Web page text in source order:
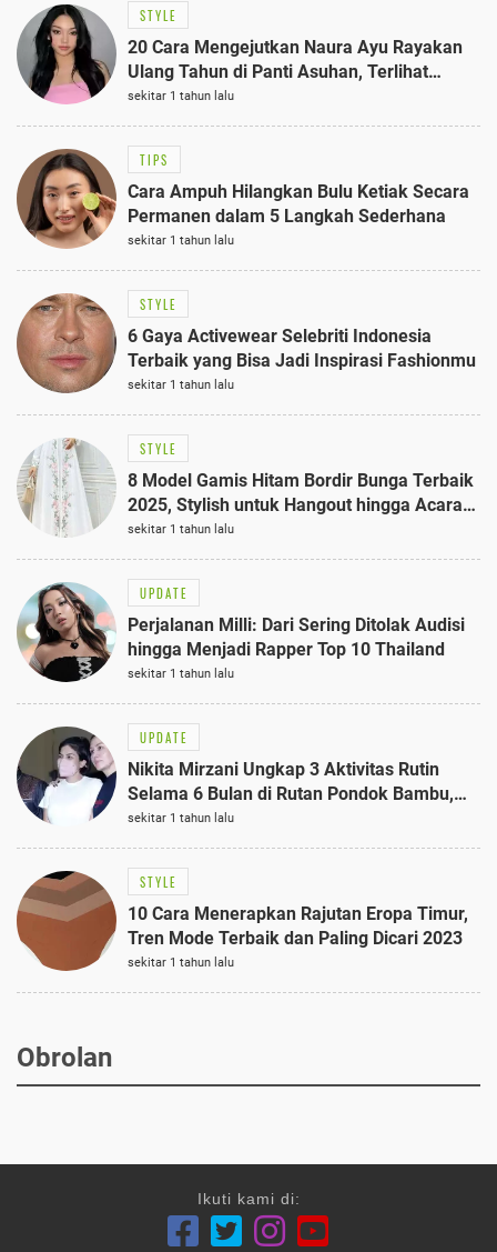
STYLE
20 Cara Mengejutkan Naura Ayu Rayakan
Ulang Tahun di Panti Asuhan, Terlihat
Anggun dengan Kaftan Cokelat
sekitar 1 tahun lalu
TIPS
Cara Ampuh Hilangkan Bulu Ketiak Secara
Permanen dalam 5 Langkah Sederhana
sekitar 1 tahun lalu
STYLE
6 Gaya Activewear Selebriti Indonesia
Terbaik yang Bisa Jadi Inspirasi Fashionmu
sekitar 1 tahun lalu
STYLE
8 Model Gamis Hitam Bordir Bunga Terbaik
2025, Stylish untuk Hangout hingga Acara
Semi-Formal
sekitar 1 tahun lalu
UPDATE
Perjalanan Milli: Dari Sering Ditolak Audisi
hingga Menjadi Rapper Top 10 Thailand
sekitar 1 tahun lalu
UPDATE
Nikita Mirzani Ungkap 3 Aktivitas Rutin
Selama 6 Bulan di Rutan Pondok Bambu,
Terungkap!
sekitar 1 tahun lalu
STYLE
10 Cara Menerapkan Rajutan Eropa Timur,
Tren Mode Terbaik dan Paling Dicari 2023
sekitar 1 tahun lalu
Obrolan
Ikuti kami di: